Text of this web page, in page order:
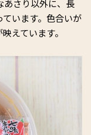
あさり以外に、長
います。色合いが
えています。